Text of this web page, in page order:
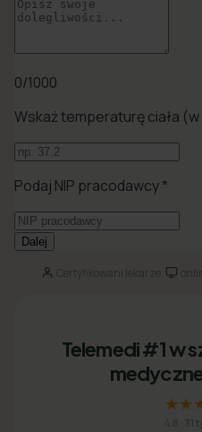
Certyfikowani lekarze·
Telemedi #1 w
4.8 31